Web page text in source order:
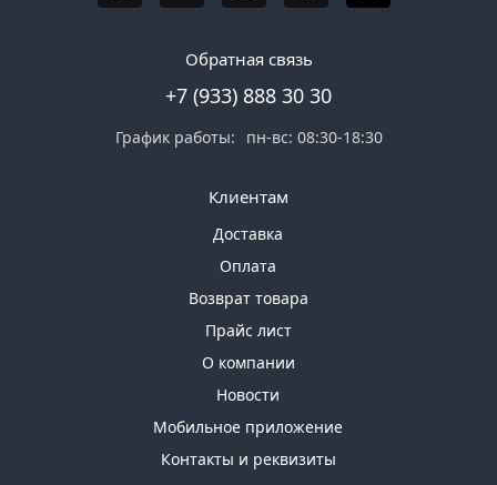
Обратная связь
+7 (933) 888 30 30
График работы: пн-вс: 08:30-18:30
Клиентам
Доставка
Оплата
Возврат товара
Прайс лист
О компании
Новости
Мобильное приложение
Контакты и реквизиты